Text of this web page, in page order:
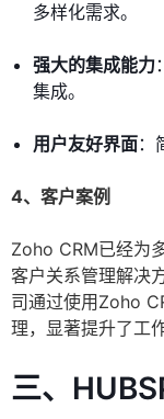
多样化需求。
强大的集成能力
集成。
用户友好界面：
4、客户案例
Zoho CRM已经为
客户关系管理解决
司通过使用Zoho
理，显著提升了工
三、